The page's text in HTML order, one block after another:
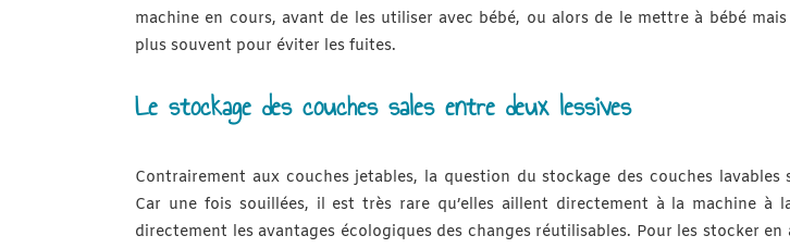
machine en cours, avant de les utiliser avec bébé, ou alors de le mettre à bébé
plus souvent pour éviter les fuites.
Le stockage des couches sales entre deux lessives
Contrairement aux couches jetables, la question du stockage des couches lavables
Car une fois souillées, il est très rare qu’elles aillent directement à la machine à
directement les avantages écologiques des changes réutilisables. Pour les stocker